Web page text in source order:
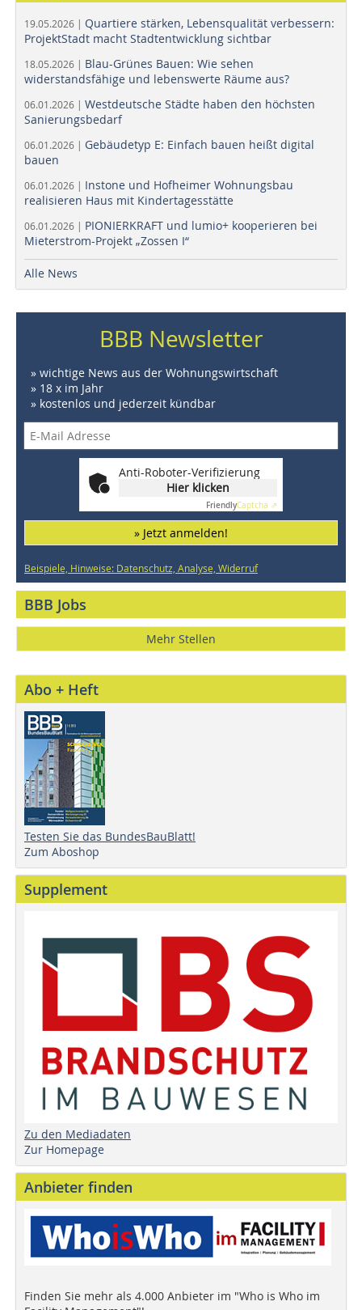
19.05.2026 | Quartiere stärken, Lebensqualität verbessern:
ProjektStadt macht Stadtentwicklung sichtbar
18.05.2026 | Blau-Grünes Bauen: Wie sehen
widerstandsfähige und lebenswerte Räume aus?
06.01.2026 | Westdeutsche Städte haben den höchsten
Sanierungsbedarf
06.01.2026 | Gebäudetyp E: Einfach bauen heißt digital
bauen
06.01.2026 | Instone und Hofheimer Wohnungsbau
realisieren Haus mit Kindertagesstätte
06.01.2026 | PIONIERKRAFT und lumio+ kooperieren bei
Mieterstrom-Projekt „Zossen I“
Alle News
BBB Newsletter
» wichtige News aus der Wohnungswirtschaft
» 18 x im Jahr
» kostenlos und jederzeit kündbar
Anti-Roboter-Verifizierung
Hier klicken
FriendlyCaptcha ⇗
» Jetzt anmelden!
Beispiele, Hinweise: Datenschutz, Analyse, Widerruf
BBB Jobs
Mehr Stellen
Abo + Heft
Testen Sie das BundesBauBlatt!
Zum Aboshop
Supplement
Zu den Mediadaten
Zur Homepage
Anbieter finden
Finden Sie mehr als 4.000 Anbieter im "Who is Who im